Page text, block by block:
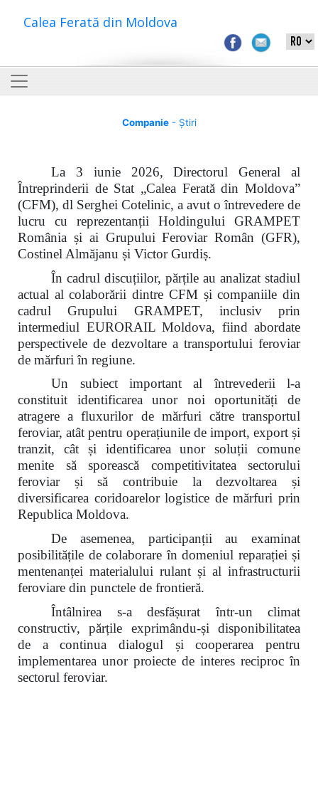
Calea Ferată din Moldova
Companie- Știri
La 3 iunie 2026, Directorul General al
Întreprinderii de Stat „Calea Ferată din Moldova”
(CFM), dl Serghei Cotelinic, a avut o întrevedere de
lucru cu reprezentanții Holdingului GRAMPET
România și ai Grupului Feroviar Român (GFR),
Costinel Almăjanu și Victor Gurdiș.
În cadrul discuțiilor, părțile au analizat stadiul
actual al colaborării dintre CFM și companiile din
cadrul Grupului GRAMPET, inclusiv prin
intermediul EURORAIL Moldova, fiind abordate
perspectivele de dezvoltare a transportului feroviar
de mărfuri în regiune.
Un subiect important al întrevederii l-a
constituit identificarea unor noi oportunități de
atragere a fluxurilor de mărfuri către transportul
feroviar, atât pentru operațiunile de import, export și
tranzit, cât și identificarea unor soluții comune
menite să sporească competitivitatea sectorului
feroviar și să contribuie la dezvoltarea și
diversificarea coridoarelor logistice de mărfuri prin
Republica Moldova.
De asemenea, participanții au examinat
posibilitățile de colaborare în domeniul reparației și
mentenanței materialului rulant și al infrastructurii
feroviare din punctele de frontieră.
Întâlnirea s-a desfășurat într-un climat
constructiv, părțile exprimându-și disponibilitatea
de a continua dialogul și cooperarea pentru
implementarea unor proiecte de interes reciproc în
sectorul feroviar.